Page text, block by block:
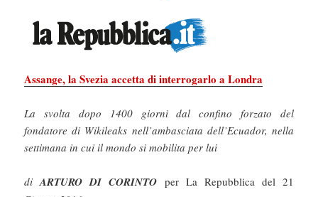
Assange, la Svezia accetta di interrogarlo a Londra
La svolta dopo 1400 giorni dal confino forzato del
fondatore di Wikileaks nell’ambasciata dell’Ecuador, nella
settimana in cui il mondo si mobilita per lui
diARTURO DI CORINTO per La Repubblica del 21